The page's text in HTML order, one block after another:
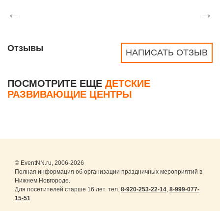
← →
НАПИСАТЬ ОТЗЫВ
Отзывы
ПОСМОТРИТЕ ЕЩЕ ДЕТСКИЕ
РАЗВИВАЮЩИЕ ЦЕНТРЫ
© EventNN.ru, 2006-2026
Полная информация об организации праздничных мероприятий в
Нижнем Новгороде.
Для посетителей старше 16 лет. тел. 8-920-253-22-14, 8-999-077-
15-51